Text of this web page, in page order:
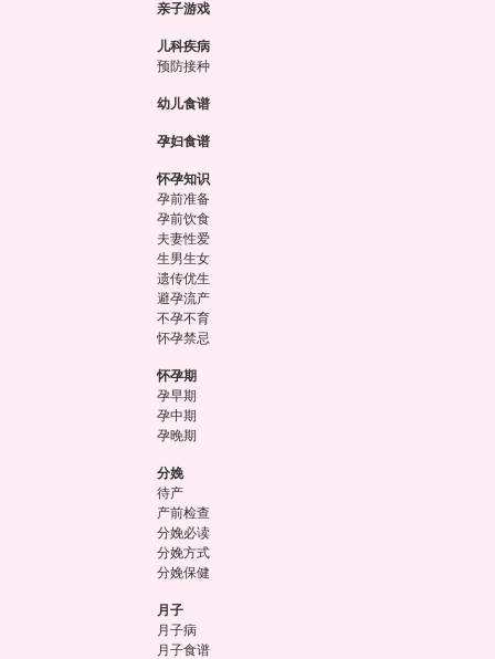
亲子游戏
儿科疾病
预防接种
幼儿食谱
孕妇食谱
怀孕知识
孕前准备
孕前饮食
夫妻性爱
生男生女
遗传优生
避孕流产
不孕不育
怀孕禁忌
怀孕期
孕早期
孕中期
孕晚期
分娩
待产
产前检查
分娩必读
分娩方式
分娩保健
月子
月子病
月子食谱